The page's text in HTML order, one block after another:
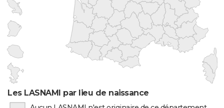
Les LASNAMI par lieu de naissance